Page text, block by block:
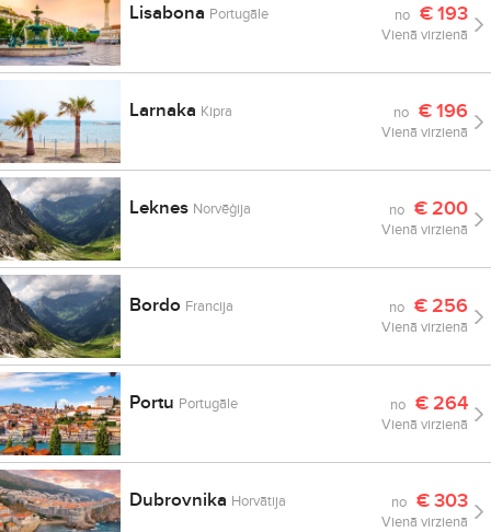
Lisabona Portugāle no €193
Vienā virzienā
Larnaka Kipra no €196
Vienā virzienā
Leknes Norvēģija no € 200
Vienā virzienā
Bordo Francija no € 256
Vienā virzienā
Portu Portugāle no € 264
Vienā virzienā
Dubrovnika Horvātija no €303
Vienā virzienā